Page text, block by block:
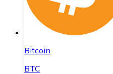
Bitcoin
BTC